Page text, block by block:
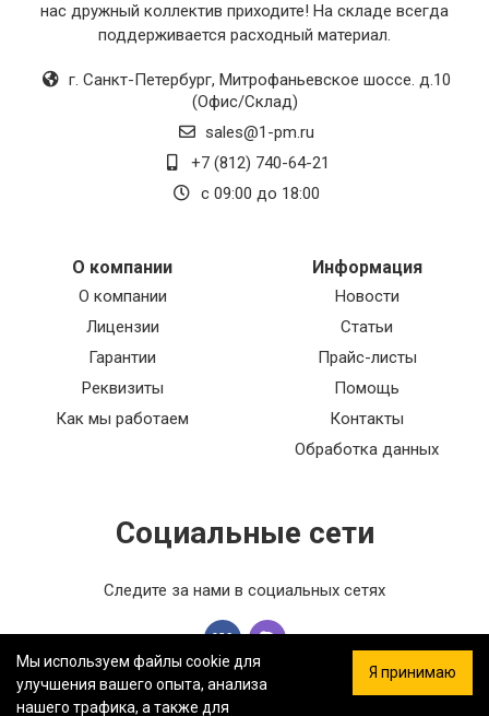
нас дружный коллектив приходите! На складе всегда
поддерживается расходный материал.
г. Санкт-Петербург, Митрофаньевское шоссе. д.10
(Офис/Склад)
sales@1-pm.ru
+7 (812) 740-64-21
с 09:00 до 18:00
О компании
О компании
Лицензии
Гарантии
Реквизиты
Как мы работаем
Информация
Новости
Статьи
Прайс-листы
Помощь
Контакты
Обработка данных
Социальные сети
Следите за нами в социальных сетях
Мы используем файлы cookie для
улучшения вашего опыта, анализа
нашего трафика, а также для
Я принимаю